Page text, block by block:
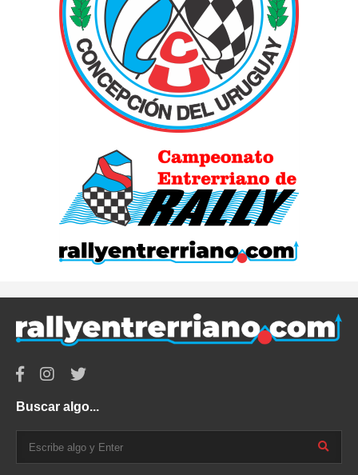
Buscar algo...